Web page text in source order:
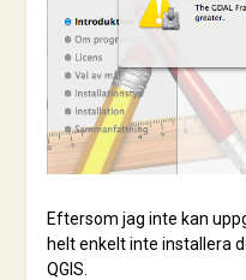
Eftersom jag inte kan
helt enkelt inte installera
QGIS.